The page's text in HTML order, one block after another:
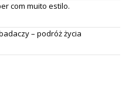
com muito estilo.
– podróż życia